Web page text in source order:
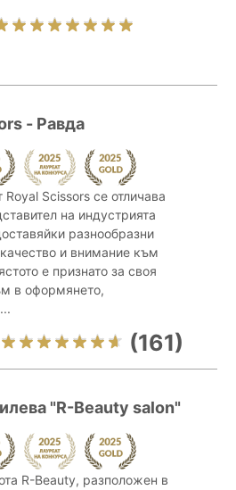
- Равда
Scissors се отличава
на индустрията
разнообразни
и внимание към
е признато за своя
в оформянето,
(161)
"R-Beauty salon"
R-Beauty, разположен в